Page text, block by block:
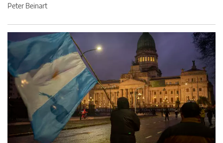
Peter Beinart